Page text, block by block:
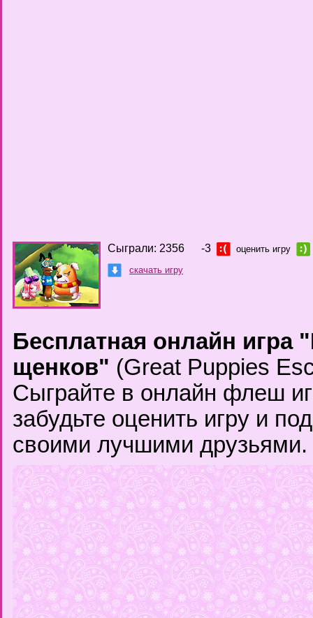
Сыграли: 2356 -3
оценить игру
скачать игру
Бесплатная онлайн игра
щенков" (Great Puppies
Сыграйте в онлайн флеш
забудьте оценить игру и
своими лучшими друзьями.